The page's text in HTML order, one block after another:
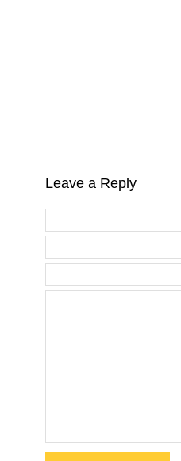
Leave a Reply